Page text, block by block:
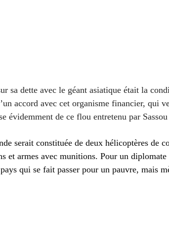
sa dette avec le géant asiatique était la
accord avec cet organisme financier, qui
évidemment de ce flou entretenu par
serait constituée de deux hélicoptères de
et armes avec munitions. Pour un
qui se fait passer pour un pauvre, mais